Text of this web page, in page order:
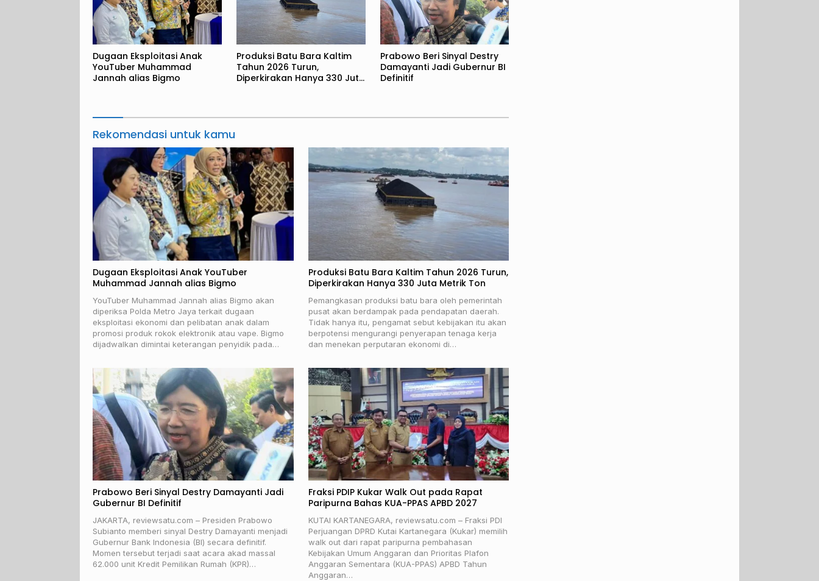
Dugaan Eksploitasi Anak
YouTuber Muhammad
Jannah alias Bigmo
Produksi Batu Bara Kaltim
Tahun 2026 Turun,
Diperkirakan Hanya 330 Juta
Prabowo Beri Sinyal Destry
Damayanti Jadi Gubernur BI
Definitif
Rekomendasi untuk kamu
Dugaan Eksploitasi Anak YouTuber
Muhammad Jannah alias Bigmo
YouTuber Muhammad Jannah alias Bigmo akan
diperiksa Polda Metro Jaya terkait dugaan
eksploitasi ekonomi dan pelibatan anak dalam
promosi produk rokok elektronik atau vape. Bigmo
dijadwalkan dimintai keterangan penyidik pada…
Produksi Batu Bara Kaltim Tahun 2026 Turun,
Diperkirakan Hanya 330 Juta Metrik Ton
Pemangkasan produksi batu bara oleh pemerintah
pusat akan berdampak pada pendapatan daerah.
Tidak hanya itu, pengamat sebut kebijakan itu akan
berpotensi mengurangi penyerapan tenaga kerja
dan menekan perputaran ekonomi di…
Prabowo Beri Sinyal Destry Damayanti Jadi
Gubernur BI Definitif
JAKARTA, reviewsatu.com – Presiden Prabowo
Subianto memberi sinyal Destry Damayanti menjadi
Gubernur Bank Indonesia (BI) secara definitif.
Momen tersebut terjadi saat acara akad massal
62.000 unit Kredit Pemilikan Rumah (KPR)…
Fraksi PDIP Kukar Walk Out pada Rapat
Paripurna Bahas KUA-PPAS APBD 2027
KUTAI KARTANEGARA, reviewsatu.com – Fraksi PDI
Perjuangan DPRD Kutai Kartanegara (Kukar) memilih
walk out dari rapat paripurna pembahasan
Kebijakan Umum Anggaran dan Prioritas Plafon
Anggaran Sementara (KUA-PPAS) APBD Tahun
Anggaran…